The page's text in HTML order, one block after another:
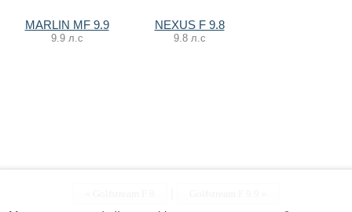
MARLIN MF 9.9
9.9 л.с
NEXUS F 9.8
9.8 л.с